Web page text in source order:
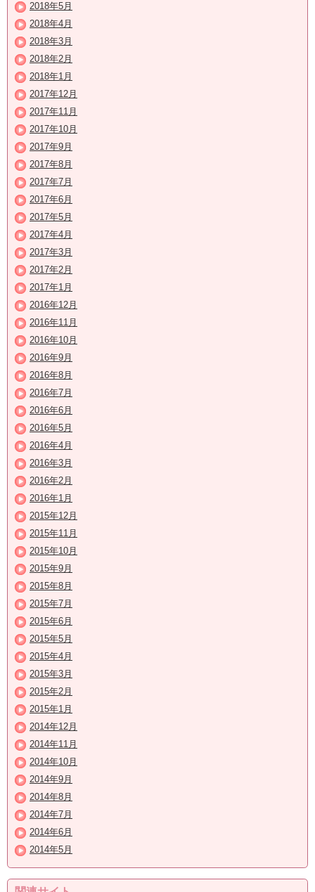
2018年5月
2018年4月
2018年3月
2018年2月
2018年1月
2017年12月
2017年11月
2017年10月
2017年9月
2017年8月
2017年7月
2017年6月
2017年5月
2017年4月
2017年3月
2017年2月
2017年1月
2016年12月
2016年11月
2016年10月
2016年9月
2016年8月
2016年7月
2016年6月
2016年5月
2016年4月
2016年3月
2016年2月
2016年1月
2015年12月
2015年11月
2015年10月
2015年9月
2015年8月
2015年7月
2015年6月
2015年5月
2015年4月
2015年3月
2015年2月
2015年1月
2014年12月
2014年11月
2014年10月
2014年9月
2014年8月
2014年7月
2014年6月
2014年5月